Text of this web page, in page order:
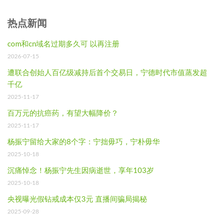
热点新闻
com和cn域名过期多久可 以再注册
2026-07-15
遭联合创始人百亿级减持后首个交易日，宁德时代市值蒸发超
千亿
2025-11-17
百万元的抗癌药，有望大幅降价？
2025-11-17
杨振宁留给大家的8个字：宁拙毋巧，宁朴毋华
2025-10-18
沉痛悼念！杨振宁先生因病逝世，享年103岁
2025-10-18
央视曝光假钻戒成本仅3元 直播间骗局揭秘
2025-09-28